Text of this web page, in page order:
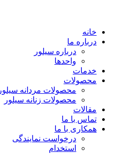
خانه
درباره ما
درباره سیلور
واحدها
خدمات
محصولات
محصولات مردانه سیلور
محصولات زنانه سیلور
مقالات
تماس با ما
همکاری با ما
درخواست نمایندگی
استخدام